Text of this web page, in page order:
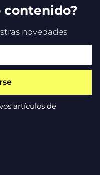
contenido?
novedades
artículos de